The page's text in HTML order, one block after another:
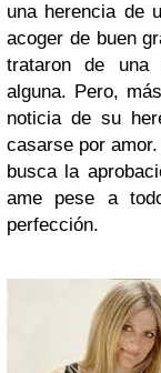
una herencia de
acoger de buen
trataron de una
alguna. Pero,
noticia de su
casarse por
busca la
ame pese a
perfección.